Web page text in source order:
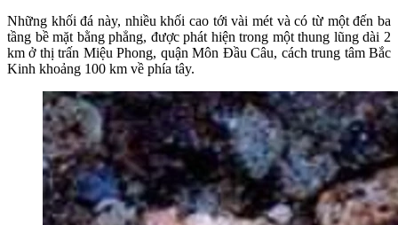
Những khối đá này, nhiều khối cao tới vài mét và có từ một đến ba
tầng bề mặt bằng phẳng, được phát hiện trong một thung lũng dài 2
km ở thị trấn Miệu Phong, quận Môn Đầu Câu, cách trung tâm Bắc
Kinh khoảng 100 km về phía tây.